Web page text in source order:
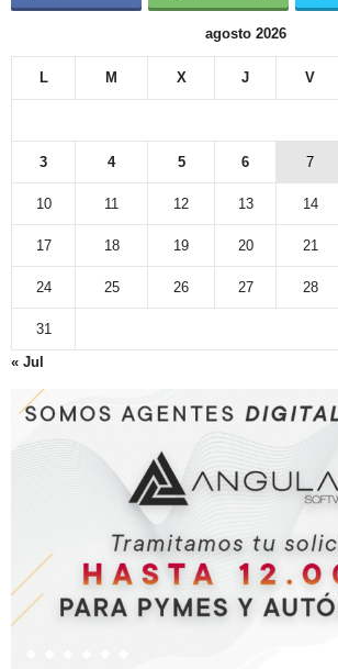
agosto 2026
L M X J V
3 4 5 6 7
10 11 12 13 14
17 18 19 20 21
24 25 26 27 28
31
« Jul